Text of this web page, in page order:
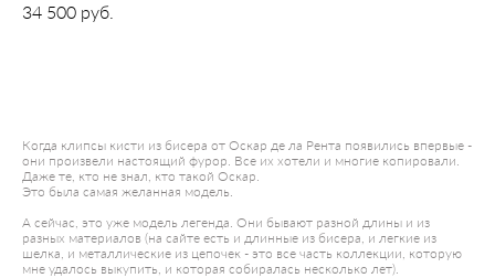
34 500 pуб.
Когда клипсы кисти из бисера от Оскар де ла Рента появились впервые -
они произвели настоящий фурор. Все их хотели и многие копировали.
Даже те, кто не знал, кто такой Оскар.
Это была самая желанная модель.
А сейчас, это уже модель легенда. Они бывают разной длины и из
разных материалов (на сайте есть и длинные из бисера, и легкие из
шелка, и металлические из цепочек - это все часть коллекции, которую
мне удалось выкупить, и которая собиралась несколько лет).